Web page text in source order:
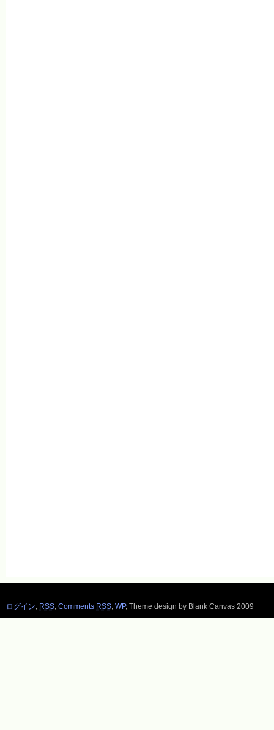
ログイン RSS Comments RSS WP, Theme design by Blank Canvas 2009